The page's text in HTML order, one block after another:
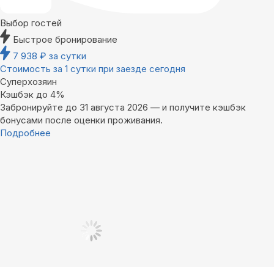
Выбор гостей
Быстрое бронирование
7 938 ₽ за сутки
Стоимость за 1 сутки при заезде сегодня
Суперхозяин
Кэшбэк до 4%
Забронируйте до 31 августа 2026 — и получите кэшбэк
бонусами после оценки проживания.
Подробнее